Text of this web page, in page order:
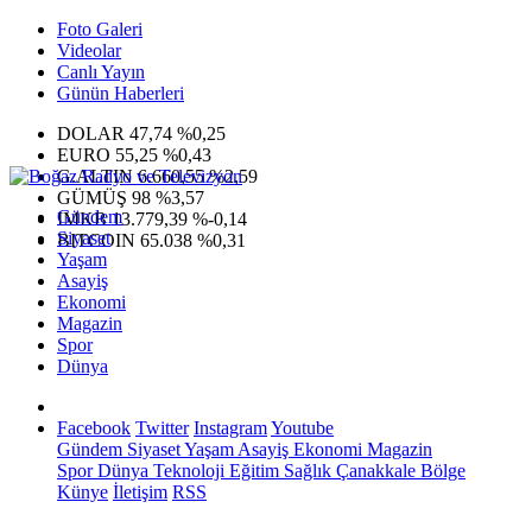
Foto Galeri
Videolar
Canlı Yayın
Günün Haberleri
DOLAR 47,74 %0,25
EURO 55,25 %0,43
G.ALTIN6.660,55 %2,59
GÜMÜŞ 98 %3,57
IMKB13.779,39 %-0,14
BITCOIN 65.038 %0,31
Gündem
Siyaset
Yaşam
Asayiş
Ekonomi
Magazin
Spor
Dünya
Facebook Twitter InstagramYoutube
Gündem SiyasetYaşam Asayiş Ekonomi Magazin
SporDünya Teknoloji Eğitim Sağlık Çanakkale Bölge
Künye İletişim RSS